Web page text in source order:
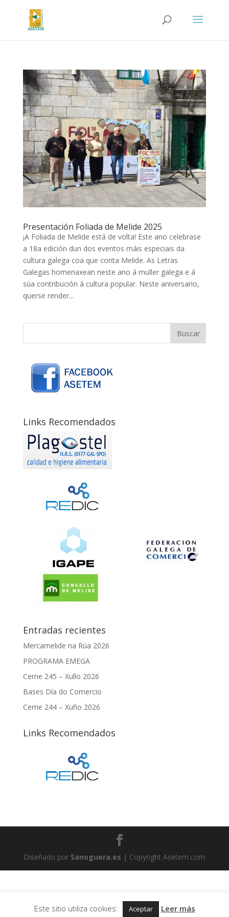
Presentación Foliada de Melide 2025
¡A Foliada de Melide está de volta! Este ano celebrase
a 18a edición dun dos eventos máis especiais da
cultura galega coa que conta Melide. As Letras
Galegas homenaxean neste ano á muller galega e á
súa contribución á cultura popular. Neste aniversario,
querse render...
Links Recomendados
Entradas recientes
Mercamelide na Rúa 2026
PROGRAMA EMEGA
Cerne 245 – Xullo 2026
Bases Día do Comercio
Cerne 244 – Xuño 2026
Links Recomendados
Diseñado por Sanoguera.es | Copyright Asetem.com
Este sitio utiliza cookies: Aceptar Leer más